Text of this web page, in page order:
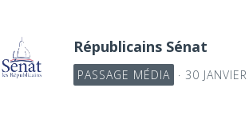
Républicains Sénat
PASSAGE MÉDIA · 30